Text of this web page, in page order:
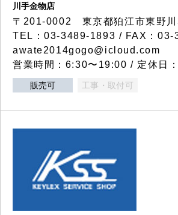
川手金物店
〒201-0002 東京都狛江市東野
TEL：03-3489-1893 / FAX：03-
awate2014gogo@icloud.com
営業時間：6:30〜19:00 / 定休日
販売可 工事・取付可